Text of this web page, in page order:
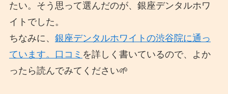
たい。そう思って選んだのが、銀座デンタルホワ
イトでした。
ちなみに、 銀座デンタルホワイトの渋谷院に通っ
ています。口コミ を詳しく書いているので、よか
ったら読んでみてください🌱